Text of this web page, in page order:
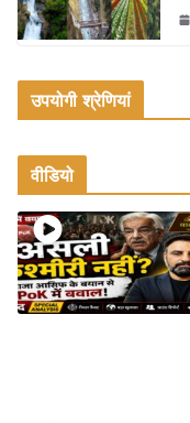
उपयोगी श्रेणियां
वीडियो